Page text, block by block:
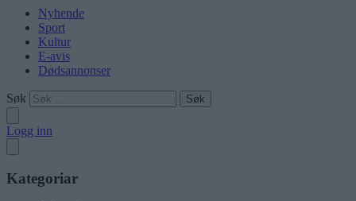
Nyhende
Sport
Kultur
E-avis
Dødsannonser
Søk
Logg inn
Kategoriar